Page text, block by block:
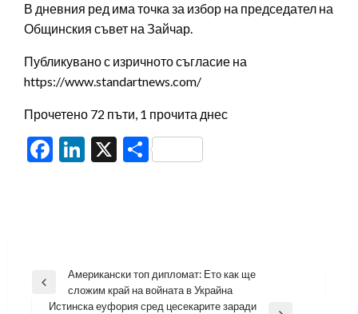
В дневния ред има точка за избор на председател на
Общинския съвет на Зайчар.
Публикувано с изричното съгласие на
https://www.standartnews.com/
Прочетено 72 пъти, 1 прочита днес
Facebook
LinkedIn
X Share
Навигация
Previous
Post
Американски топ дипломат: Ето как ще
сложим край на войната в Украйна
Истинска еуфория сред цесекарите заради